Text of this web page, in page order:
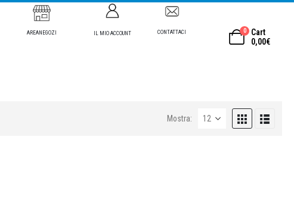
AREANEGOZI IL MIO ACCOUNT CONTATTACI 0
Cart
0,00€
Mostra: